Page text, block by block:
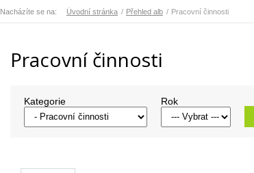
Nacházíte se na: Úvodní stránka Přehled alb Pracovní činnosti
Pracovní činnosti
Kategorie Rok